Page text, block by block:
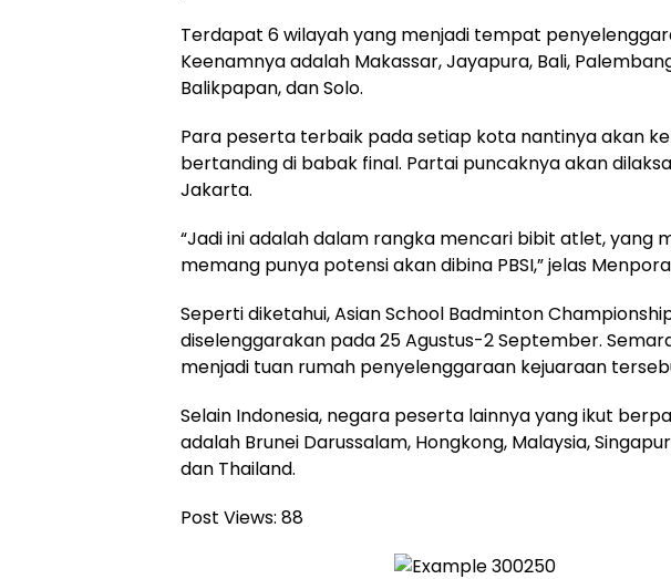
Terdapat 6 wilayah yang menjadi tempat
Keenamnya adalah Makassar, Jayapura, Bali,
Balikpapan, dan Solo.
Para peserta terbaik pada setiap kota nantinya akan
bertanding di babak final. Partai puncaknya akan
Jakarta.
“Jadi ini adalah dalam rangka mencari bibit atlet, yang
memang punya potensi akan dibina PBSI,” jelas
Seperti diketahui, Asian School Badminton
diselenggarakan pada 25 Agustus-2 September.
menjadi tuan rumah penyelenggaraan kejuaraan
Selain Indonesia, negara peserta lainnya yang ikut
adalah Brunei Darussalam, Hongkong, Malaysia,
dan Thailand.
Post Views: 88